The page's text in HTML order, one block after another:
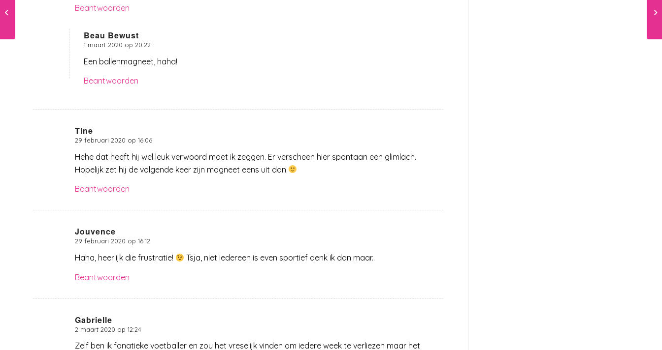
Beantwoorden
Beau Bewust
zegt:
1 maart 2020 op 20:22
Een ballenmagneet, haha!
Beantwoorden
Tine
zegt:
29 februari 2020 op 16:06
Hehe dat heeft hij wel leuk verwoord moet ik zeggen. Er verscheen hier spontaan een glimlach.
Hopelijk zet hij de volgende keer zijn magneet eens uit dan
Beantwoorden
Jouvence
zegt:
29 februari 2020 op 16:12
Haha, heerlijk die frustratie!
Tsja, niet iedereen is even sportief denk ik dan maar..
Beantwoorden
Gabrielle
zegt:
2 maart 2020 op 12:24
Zelf ben ik fanatieke voetballer en zou het vreselijk vinden om iedere week te verliezen maar het